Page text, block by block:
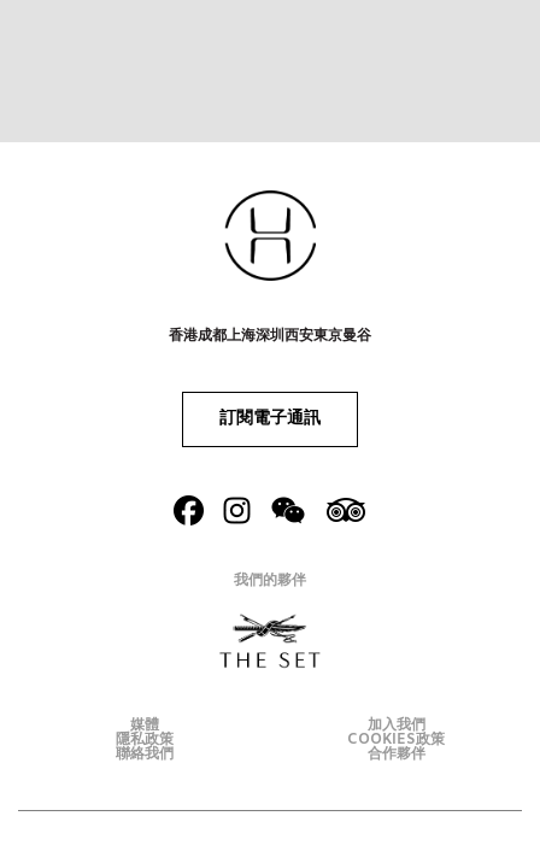
香港成都上海深圳西安東京曼谷
訂閱電子通訊
我們的夥伴
媒體 加入我們
隱私政策 COOKIES政策
聯絡我們 合作夥伴